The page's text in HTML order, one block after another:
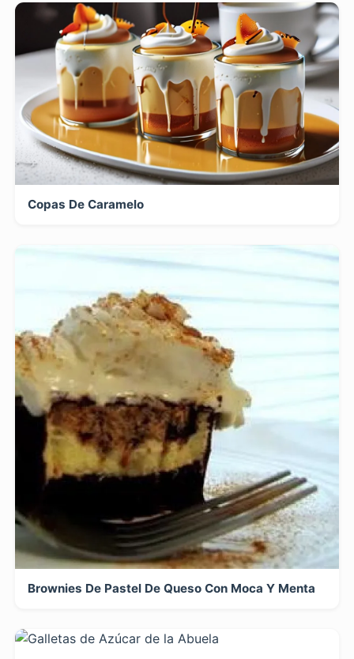
Copas De Caramelo
Brownies De Pastel De Queso Con Moca Y Menta